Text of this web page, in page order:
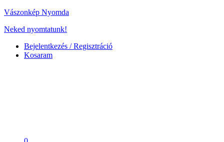
Vászonkép Nyomda
Neked nyomtatunk!
Bejelentkezés / Regisztráció
Kosaram